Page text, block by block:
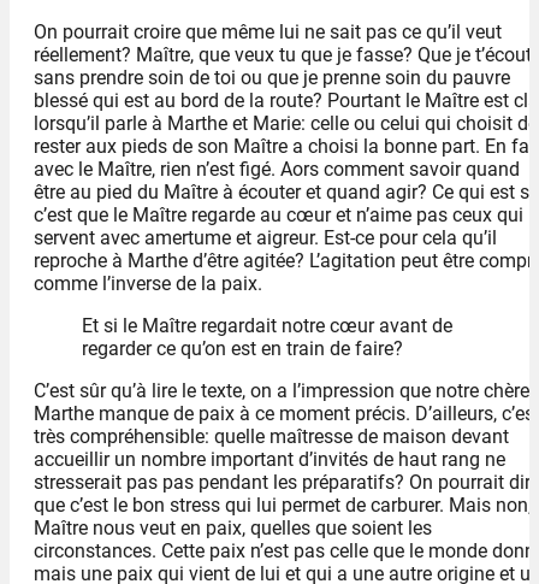
On pourrait croire que même lui ne sait pas ce qu’il veut
réellement? Maître, que veux tu que je fasse? Que je
sans prendre soin de toi ou que je prenne soin du pauvre
blessé qui est au bord de la route? Pourtant le Maître est
lorsqu’il parle à Marthe et Marie: celle ou celui qui choisit de
rester aux pieds de son Maître a choisi la bonne part. En
avec le Maître, rien n’est figé. Aors comment savoir quand
être au pied du Maître à écouter et quand agir? Ce qui est
c’est que le Maître regarde au cœur et n’aime pas ceux qui
servent avec amertume et aigreur. Est-ce pour cela qu’il
reproche à Marthe d’être agitée? L’agitation peut être
comme l’inverse de la paix.
Et si le Maître regardait notre cœur avant de
regarder ce qu’on est en train de faire?
C’est sûr qu’à lire le texte, on a l’impression que notre chère
Marthe manque de paix à ce moment précis. D’ailleurs, c’est
très compréhensible: quelle maîtresse de maison devant
accueillir un nombre important d’invités de haut rang ne
stresserait pas pas pendant les préparatifs? On pourrait dire
que c’est le bon stress qui lui permet de carburer. Mais non,
Maître nous veut en paix, quelles que soient les
circonstances. Cette paix n’est pas celle que le monde
mais une paix qui vient de lui et qui a une autre origine et